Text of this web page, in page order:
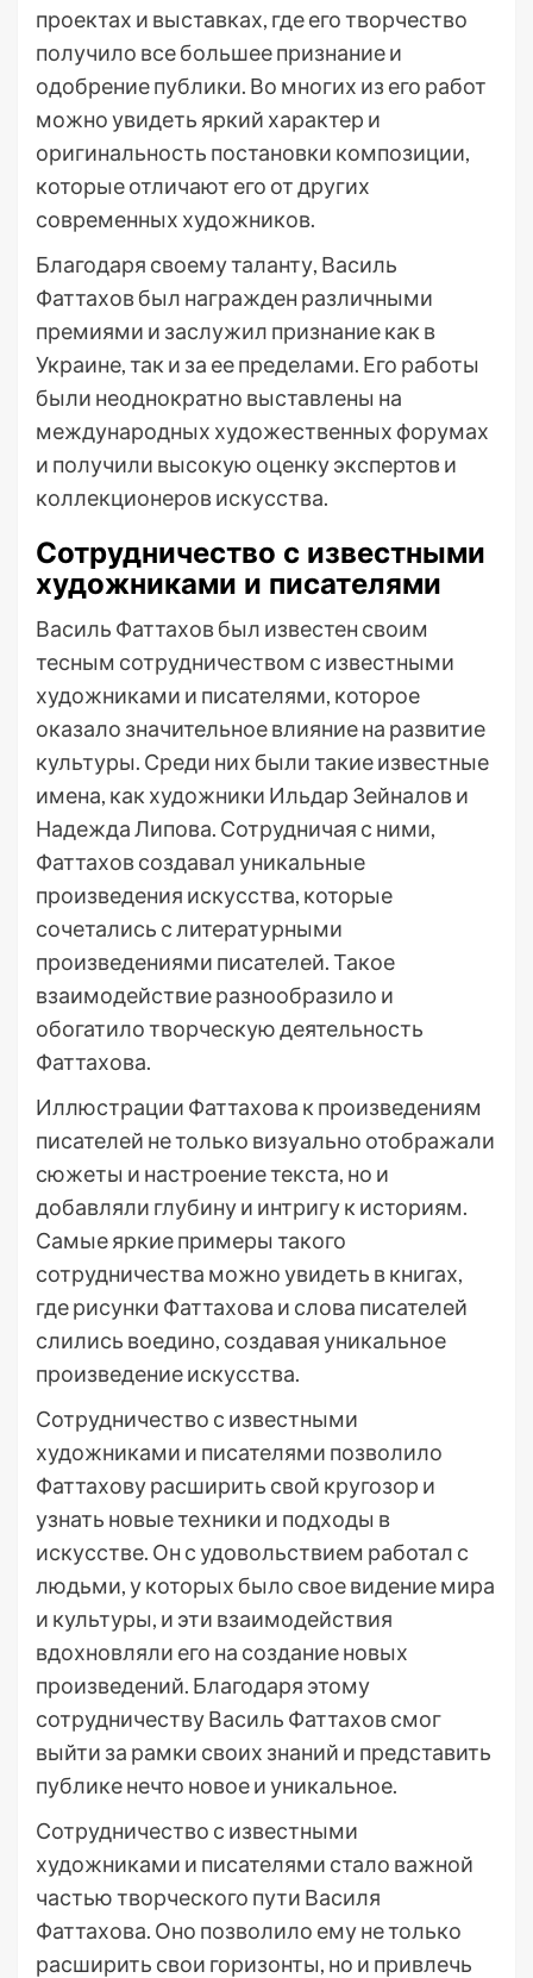
проектах и выставках, где его творчество
получило все большее признание и
одобрение публики. Во многих из его работ
можно увидеть яркий характер и
оригинальность постановки композиции,
которые отличают его от других
современных художников.
Благодаря своему таланту, Василь
Фаттахов был награжден различными
премиями и заслужил признание как в
Украине, так и за ее пределами. Его работы
были неоднократно выставлены на
международных художественных форумах
и получили высокую оценку экспертов и
коллекционеров искусства.
Сотрудничество с известными
художниками и писателями
Василь Фаттахов был известен своим
тесным сотрудничеством с известными
художниками и писателями, которое
оказало значительное влияние на развитие
культуры. Среди них были такие известные
имена, как художники Ильдар Зейналов и
Надежда Липова. Сотрудничая с ними,
Фаттахов создавал уникальные
произведения искусства, которые
сочетались с литературными
произведениями писателей. Такое
взаимодействие разнообразило и
обогатило творческую деятельность
Фаттахова.
Иллюстрации Фаттахова к произведениям
писателей не только визуально отображали
сюжеты и настроение текста, но и
добавляли глубину и интригу к историям.
Самые яркие примеры такого
сотрудничества можно увидеть в книгах,
где рисунки Фаттахова и слова писателей
слились воедино, создавая уникальное
произведение искусства.
Сотрудничество с известными
художниками и писателями позволило
Фаттахову расширить свой кругозор и
узнать новые техники и подходы в
искусстве. Он с удовольствием работал с
людьми, у которых было свое видение мира
и культуры, и эти взаимодействия
вдохновляли его на создание новых
произведений. Благодаря этому
сотрудничеству Василь Фаттахов смог
выйти за рамки своих знаний и представить
публике нечто новое и уникальное.
Сотрудничество с известными
художниками и писателями стало важной
частью творческого пути Василя
Фаттахова. Оно позволило ему не только
расширить свои горизонты, но и привлечь